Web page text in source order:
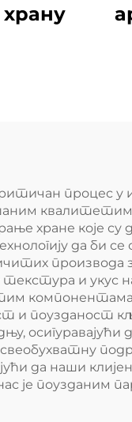
процес
хране које
да би
производа
текстура и
компонентама
поузданост
да наши
је поузданим